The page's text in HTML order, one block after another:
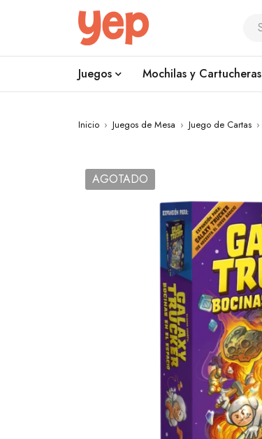
Juegos Mochilas y Cartucheras
Inicio › Juegos de Mesa › Juego de Cartas ›
AGOTADO